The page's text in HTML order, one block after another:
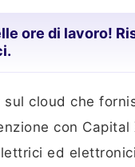
ore di lavoro!
cloud che
con Capital
ed